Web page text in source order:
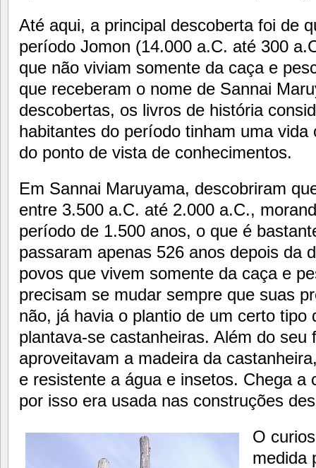
Até aqui, a principal descoberta foi de
período Jomon (14.000 a.C. até 300
que não viviam somente da caça e
que receberam o nome de Sannai
descobertas, os livros de história
habitantes do período tinham uma
do ponto de vista de conhecimentos.
Em Sannai Maruyama, descobriram
entre 3.500 a.C. até 2.000 a.C.,
período de 1.500 anos, o que é
passaram apenas 526 anos depois da
povos que vivem somente da caça e
precisam se mudar sempre que suas
não, já havia o plantio de um certo tipo
plantava-se castanheiras. Além do seu
aproveitavam a madeira da
e resistente a água e insetos. Chega a
por isso era usada nas construções
O
medida